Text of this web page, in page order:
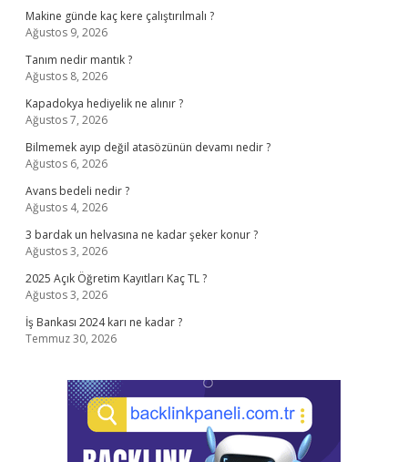
Makine günde kaç kere çalıştırılmalı ?
Ağustos 9, 2026
Tanım nedir mantık ?
Ağustos 8, 2026
Kapadokya hediyelik ne alınır ?
Ağustos 7, 2026
Bilmemek ayıp değil atasözünün devamı nedir ?
Ağustos 6, 2026
Avans bedeli nedir ?
Ağustos 4, 2026
3 bardak un helvasına ne kadar şeker konur ?
Ağustos 3, 2026
2025 Açık Öğretim Kayıtları Kaç TL ?
Ağustos 3, 2026
İş Bankası 2024 karı ne kadar ?
Temmuz 30, 2026